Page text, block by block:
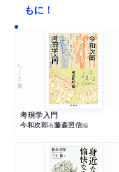
もに！
ちくま文庫
考現学入門
今和次郎著藤森照信編